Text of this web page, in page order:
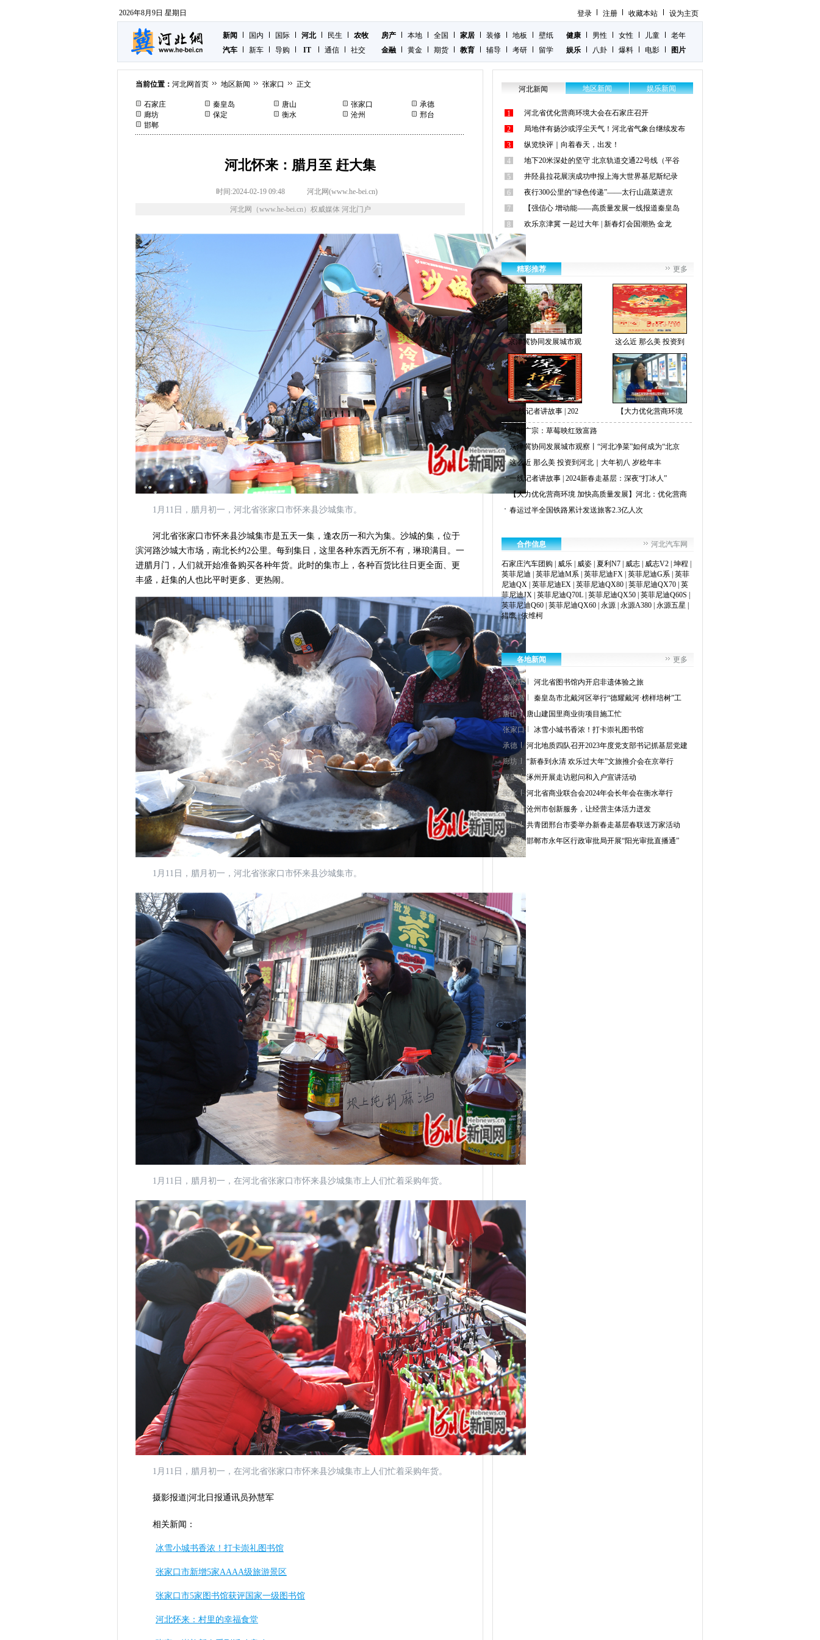
2026年8月9日 星期日 登录 注册 收藏本站 设为主页
新闻 国内 国际 河北 民生
农牧
汽车
新车 导购 IT 通信 社交
房产 本地 全国 家居 装修 地板
壁纸
金融
黄金 期货 教育 辅导 考研 留学
健康 男性 女性 儿童
老年
娱乐
八卦 爆料 电影 图片
当前位置： 河北网首页 地区新闻 张家口 正文
石家庄 秦皇岛 唐山 张家口
承德
廊坊
保定 衡水 沧州
邢台
邯郸
河北怀来：腊月至 赶大集
时间:2024-02-19 09:48 河北网(www.he-bei.cn)
河北网（www.he-bei.cn）权威媒体 河北门户
1月11日，腊月初一，河北省张家口市怀来县沙城集市。
河北省张家口市怀来县沙城集市是五天一集，逢农历一和六为集。沙城的集，位于
滨河路沙城大市场，南北长约2公里。每到集日，这里各种东西无所不有，琳琅满目。一
进腊月门，人们就开始准备购买各种年货。此时的集市上，各种百货比往日更全面、更
丰盛，赶集的人也比平时更多、更热闹。
1月11日，腊月初一，河北省张家口市怀来县沙城集市。
1月11日，腊月初一，在河北省张家口市怀来县沙城集市上人们忙着采购年货。
1月11日，腊月初一，在河北省张家口市怀来县沙城集市上人们忙着采购年货。
摄影报道|河北日报通讯员孙慧军
相关新闻：
冰雪小城书香浓！打卡崇礼图书馆
张家口市新增5家AAAA级旅游景区
张家口市5家图书馆获评国家一级图书馆
河北怀来：村里的幸福食堂
河北新闻 地区新闻 娱乐新闻
1
河北省优化营商环境大会在石家庄召开
2
局地伴有扬沙或浮尘天气！河北省气象台继续发布
3
纵览快评｜向着春天，出发！
4
地下20米深处的坚守 北京轨道交通22号线（平谷
5
井陉县拉花展演成功申报上海大世界基尼斯纪录
6
夜行300公里的“绿色传递”——太行山蔬菜进京
7
【强信心 增动能——高质量发展一线报道秦皇岛
8
欢乐京津冀 一起过大年 | 新春灯会国潮热 金龙
精彩推荐 更多
京津冀协同发展城市观 这么近 那么美 投资到
一线记者讲故事 | 202 【大力优化营商环境
河北广宗：草莓映红致富路
京津冀协同发展城市观察丨“河北净菜”如何成为“北京
这么近 那么美 投资到河北｜大年初八 岁稔年丰
一线记者讲故事 | 2024新春走基层：深夜“打冰人”
【大力优化营商环境 加快高质量发展】河北：优化营商
春运过半全国铁路累计发送旅客2.3亿人次
合作信息 河北汽车网
石家庄汽车团购 威乐 威姿 夏利N7 威志 威志V2 坤程
英菲尼迪
英菲尼迪M系 英菲尼迪FX 英菲尼迪G系 英菲
尼迪QX 英菲尼迪EX 英菲尼迪QX80 英菲尼迪QX70 英
菲尼迪JX 英菲尼迪Q70L 英菲尼迪QX50 英菲尼迪Q60S
英菲尼迪Q60 英菲尼迪QX60 永源 永源A380 永源五星
猎鹰|依维柯
各地新闻 更多
石家庄
河北省图书馆内开启非遗体验之旅
秦皇岛
秦皇岛市北戴河区举行“德耀戴河·榜样培树”工
唐山
唐山建国里商业街项目施工忙
张家口
冰雪小城书香浓！打卡崇礼图书馆
承德
河北地质四队召开2023年度党支部书记抓基层党建
廊坊
“新春到永清 欢乐过大年”文旅推介会在京举行
保定
涿州开展走访慰问和入户宣讲活动
衡水
河北省商业联合会2024年会长年会在衡水举行
沧州
沧州市创新服务，让经营主体活力迸发
邢台
共青团邢台市委举办新春走基层春联送万家活动
邯郸
邯郸市永年区行政审批局开展“阳光审批直播通”